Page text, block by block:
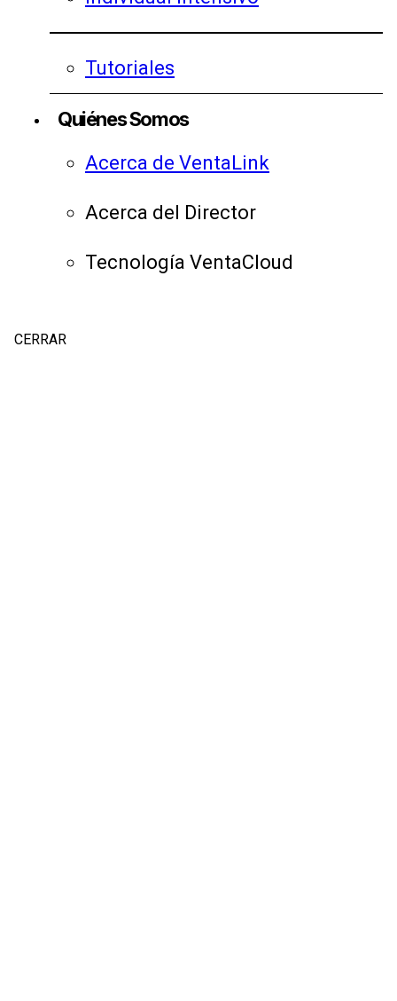
Tutoriales
Quiénes Somos
Acerca de VentaLink
Acerca del Director
Tecnología VentaCloud
CERRAR